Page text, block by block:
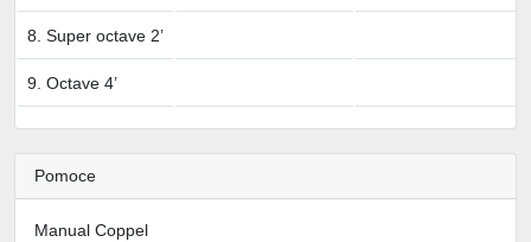
8. Super octave 2’
9. Octave 4’
Pomoce
Manual Coppel